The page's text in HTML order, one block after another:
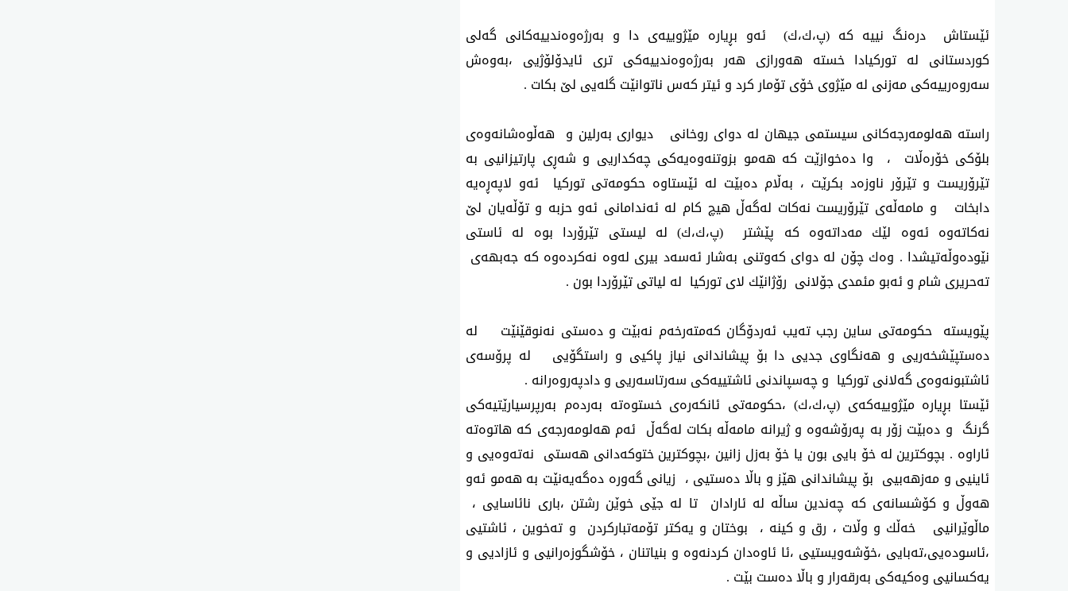
ئێستاش درەنگ نییە کە (پ،ك،ك) ئەو بڕیارە مێژوییەی دا و بەرژەوەندییەکانی گەلی
کوردستانی لە تورکیادا خستە هەورازی هەر بەرژەوەندییەکی تری ئایدۆلۆژیی ،بەوەش
سەروەرییەکی مەزنی لە مێژوی خۆی تۆمار کرد و ئیتر کەس ناتوانێت گلەیی لێ بکات .
راستە هەلومەرجەکانی سیستمی جیهان لە دوای روخانی دیواری بەرلین و هەڵوەشانەوەی
بلۆکی خۆرەڵات ، وا دەخوازێت کە هەمو بزوتنەوەیەکی چەکداریی و شەڕی پارتیزانیی بە
تێرۆریست و تێرۆر ناوزەد بکرێت ، بەڵام دەبێت لە ئێستاوە حکومەتی تورکیا ئەو لاپەڕەیە
دابخات و مامەڵەی تێرۆریست نەکات لەگەڵ هیچ کام لە ئەندامانی ئەو حزبە و تۆڵەیان لێ
نەکاتەوە ئەوە لێك مەداتەوە کە پێشتر (پ،ك،ك) لە لیستی تێرۆردا بوە لە ئاستی
نێودەوڵەتیشدا . وەك چۆن لە دوای کەوتنی بەشار ئەسەد بیری لەوە نەکردەوە کە جەبهەی
تەحریری شام و ئەبو مئمدی جۆلانی رۆژانێك لای تورکیا لە لیاتی تێرۆردا بون .
پێویستە حکومەتی ساین رجب تەیب ئەردۆگان کەمتەرخەم نەبێت و دەستی نەنوقێنێت لە
دەستپێشخەریی و هەنگاوی جدیی دا بۆ پیشاندانی نیاز پاکیی و راستگۆیی لە پرۆسەی
ئاشتبونەوەی گەلانی تورکیا و چەسپاندنی ئاشتییەکی سەرتاسەریی و دادپەروەرانە .
ئێستا بڕیارە مێژوییەکەی (پ،ك،ك) ،حکومەتی ئانکەرەی خستوەتە بەردەم بەرپرسیارێتیەکی
گرنگ و دەبێت زۆر بە پەرۆشەوە و ژیرانە مامەڵە بکات لەگەڵ ئەم هەلومەرجەی کە هاتوەتە
ئاراوە . بچوکترین لە خۆ بایی بون یا خۆ بەزل زانین ،بچوکترین ختوکەدانی هەستی نەتەوەیی و
ئاینیی و مەزهەبیی بۆ پیشاندانی هێز و باڵا دەستیی ، زیانی گەورە دەگەیەنێت بە هەمو ئەو
هەوڵ و کۆشسانەی کە چەندین ساڵە لە ئارادان تا لە جێی خوێن رشتن ،باری نائاسایی ،
ماڵوێرانیی خەڵك و وڵات ، رق و کینە ، بوختان و یەکتر تۆمەتبارکردن و تەخوین ، ئاشتیی
،ئاسودەیی،تەبایی ،خۆشەویستیی ،ئا ئاوەدان کردنەوە و بنیاتنان ، خۆشگوزەرانیی و ئازادیی و
یەکسانیی وەکیەکی بەرقەرار و باڵا دەست بێت .